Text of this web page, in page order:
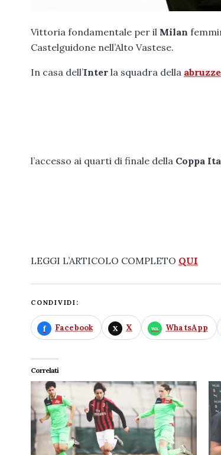
Vittoria fondamentale per il Milan
Castelguidone nell’Alto Vastese.
In casa dell’Inter la squadra della
l’accesso ai quarti di finale della Coppa
LEGGI L’ARTICOLO COMPLETO QUI
CONDIVIDI:
Facebook X WhatsApp
Correlati